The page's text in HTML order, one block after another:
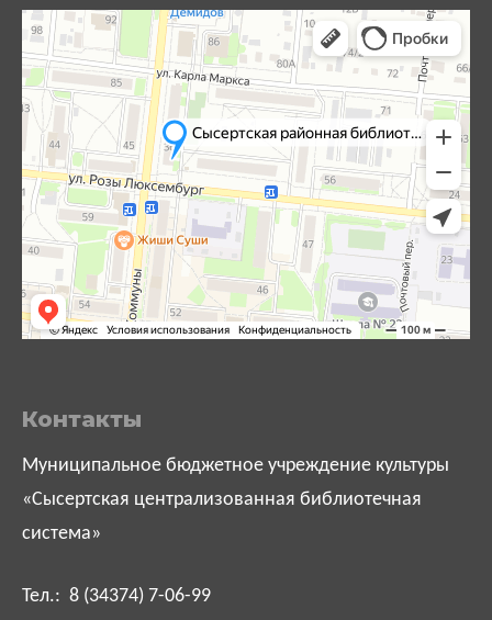
Контакты
Муниципальное бюджетное учреждение культуры
«Сысертская централизованная библиотечная
система»
Тел.: 8 (34374) 7-06-99